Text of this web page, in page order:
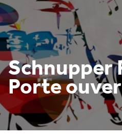
Schnupper
Porte